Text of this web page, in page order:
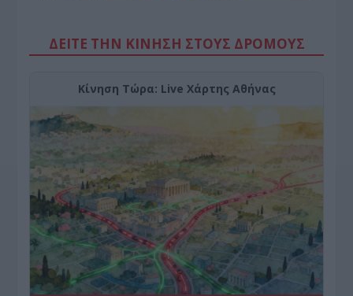
ΔΕΙΤΕ ΤΗΝ ΚΙΝΗΣΗ ΣΤΟΥΣ ΔΡΌΜΟΥΣ
Κίνηση Τώρα: Live Χάρτης Αθήνας